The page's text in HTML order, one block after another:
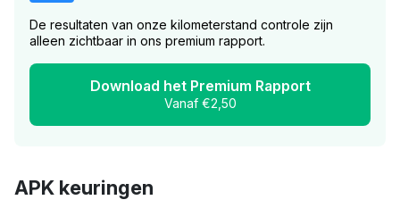
De resultaten van onze kilometerstand controle zijn
alleen zichtbaar in ons premium rapport.
Download het Premium Rapport
Vanaf €2,50
APK keuringen